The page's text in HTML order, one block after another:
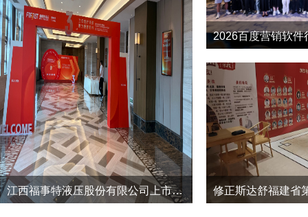
江西福事特液压股份有限公司上市三周年暨2026半年度经营工作总结会议
2026百度营销软件
2026-5